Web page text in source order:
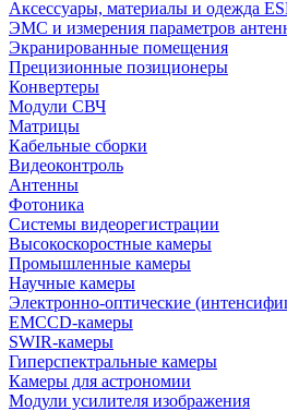
Аксессуары, материалы и одежда
ЭМС и измерения параметров
Экранированные помещения
Прецизионные позиционеры
Конвертеры
Модули СВЧ
Матрицы
Кабельные сборки
Видеоконтроль
Антенны
Фотоника
Cистемы видеорегистрации
Высокоскоростные камеры
Промышленные камеры
Научные камеры
Электронно-оптические
EMCCD-камеры
SWIR-камеры
Гиперспектральные камеры
Камеры для астрономии
Модули усилителя изображения